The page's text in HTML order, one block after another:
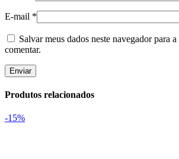
E-mail *
Salvar meus dados neste navegador para
comentar.
Produtos relacionados
-15%